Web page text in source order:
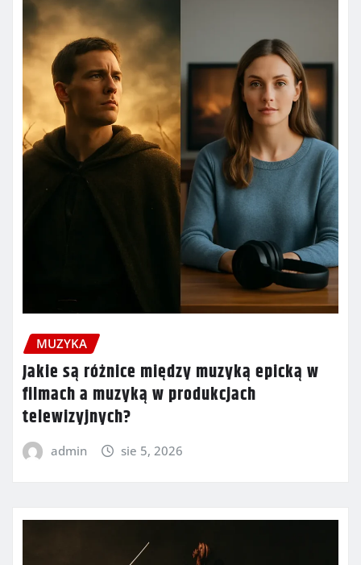
MUZYKA
Jakie są różnice między muzyką epicką w
filmach a muzyką w produkcjach
telewizyjnych?
admin sie 5, 2026